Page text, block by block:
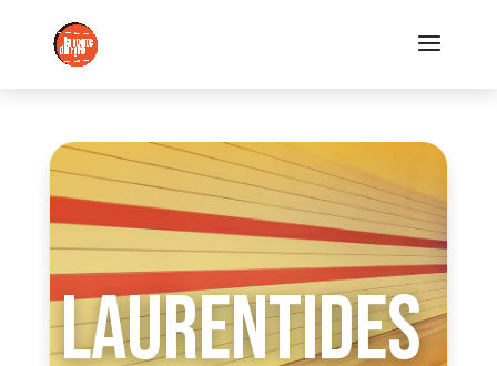
LAURENTIDES